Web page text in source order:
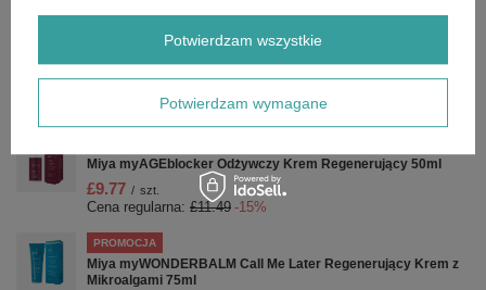
Zobacz również
Miya myAGEblocker Odżywczy Krem Regenerujący 50ml
£9.77 / szt.
Cena regularna: £11.49 -15%
PROMOCJA
Miya myWONDERBALM Call Me Later Regenerujący Krem z
Mikroalgami 75ml
Potwierdzam wymagane
Potwierdzam wszystkie